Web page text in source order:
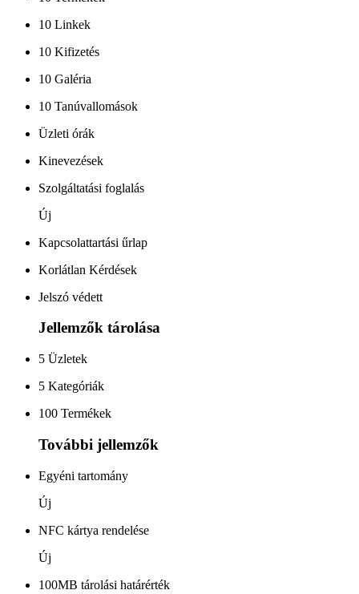
10 Linkek
10 Kifizetés
10 Galéria
10 Tanúvallomások
Üzleti órák
Kinevezések
Szolgáltatási foglalás
Új
Kapcsolattartási űrlap
Korlátlan Kérdések
Jelszó védett
Jellemzők tárolása
5 Üzletek
5 Kategóriák
100 Termékek
További jellemzők
Egyéni tartomány
Új
NFC kártya rendelése
Új
100MB tárolási határérték